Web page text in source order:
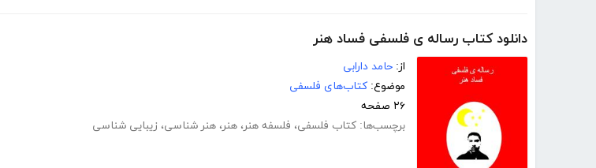
دانلود کتاب رساله ی فلسفی فساد هنر
از: حامد دارابی
موضوع: کتاب‌های فلسفی
۲۶ صفحه
برچسب‌ها: کتاب فلسفی، فلسفه هنر، هنر، هنر شناسی، زیبایی شناسی